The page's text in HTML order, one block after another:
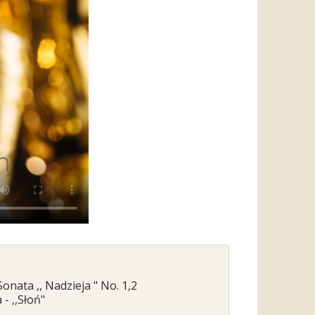
,, Nadzieja " No. 1,2
,,Słoń"